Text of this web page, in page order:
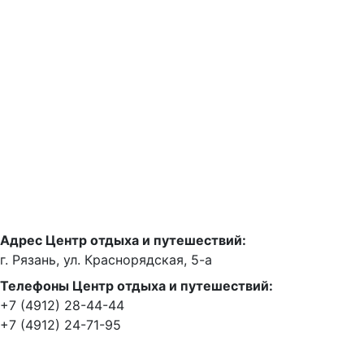
Адрес Центр отдыха и путешествий:
г. Рязань, ул. Краснорядская, 5-а
Телефоны Центр отдыха и путешествий:
+7 (4912) 28-44-44
+7 (4912) 24-71-95